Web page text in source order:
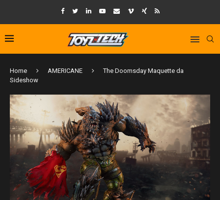
Home AMERICANE
The Doomsday Maquette da
Sideshow